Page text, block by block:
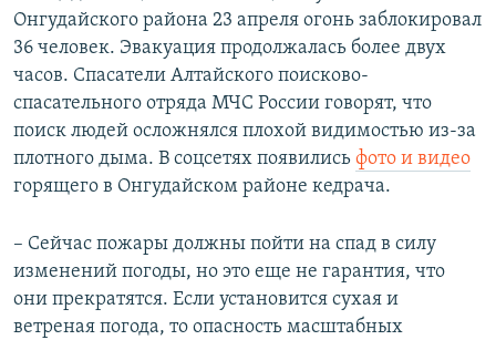
Онгудайского района 23 апреля огонь заблокировал
36 человек. Эвакуация продолжалась более двух
часов. Спасатели Алтайского поисково-
спасательного отряда МЧС России говорят, что
поиск людей осложнялся плохой видимостью из-за
плотного дыма. В соцсетях появились фото и видео
горящего в Онгудайском районе кедрача.
– Сейчас пожары должны пойти на спад в силу
изменений погоды, но это еще не гарантия, что
они прекратятся. Если установится сухая и
ветреная погода, то опасность масштабных